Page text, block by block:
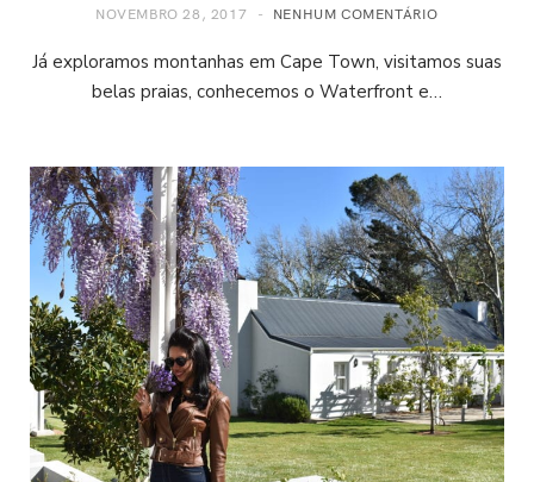
NOVEMBRO 28, 2017 NENHUM COMENTÁRIO
Já exploramos montanhas em Cape Town, visitamos suas
belas praias, conhecemos o Waterfront e…